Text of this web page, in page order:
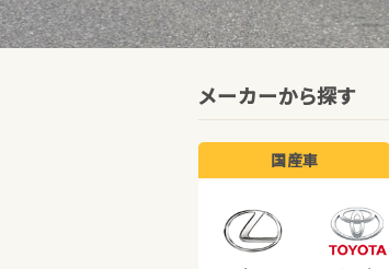
メーカーから探す
国産車